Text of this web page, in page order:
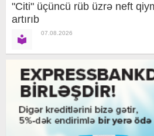
"Citi" üçüncü rüb üzrə neft
artırıb
07.08.2026